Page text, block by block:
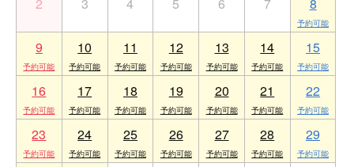
9 10 11 12 13 14 15
16 17 18 19 20 21 22
23 24 25 26 27 28 29